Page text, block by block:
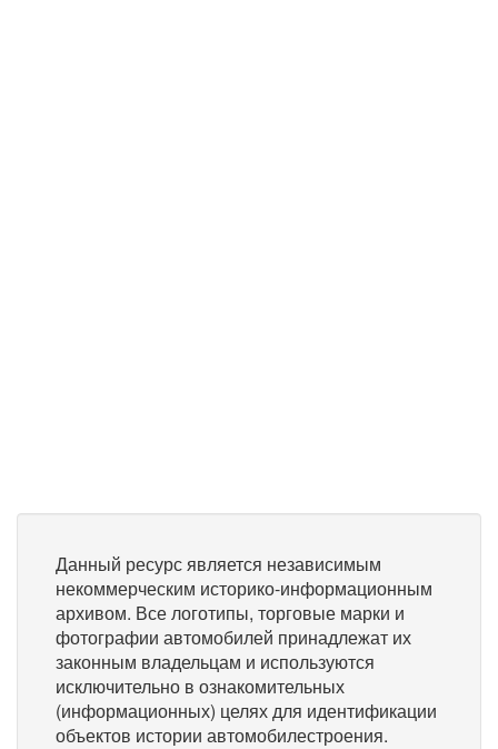
Данный ресурс является независимым
некоммерческим историко-информационным
архивом. Все логотипы, торговые марки и
фотографии автомобилей принадлежат их
законным владельцам и используются
исключительно в ознакомительных
(информационных) целях для идентификации
объектов истории автомобилестроения.